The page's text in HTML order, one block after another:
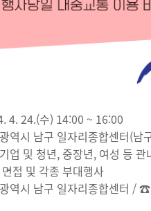
4. 24.(수) 14:00 ~ 16:00
역시 남구 일자리종합센터(남
업 및 청년, 중장년, 여성 등 관
접 및 각종 부대행사
광역시 남구 일자리종합센터